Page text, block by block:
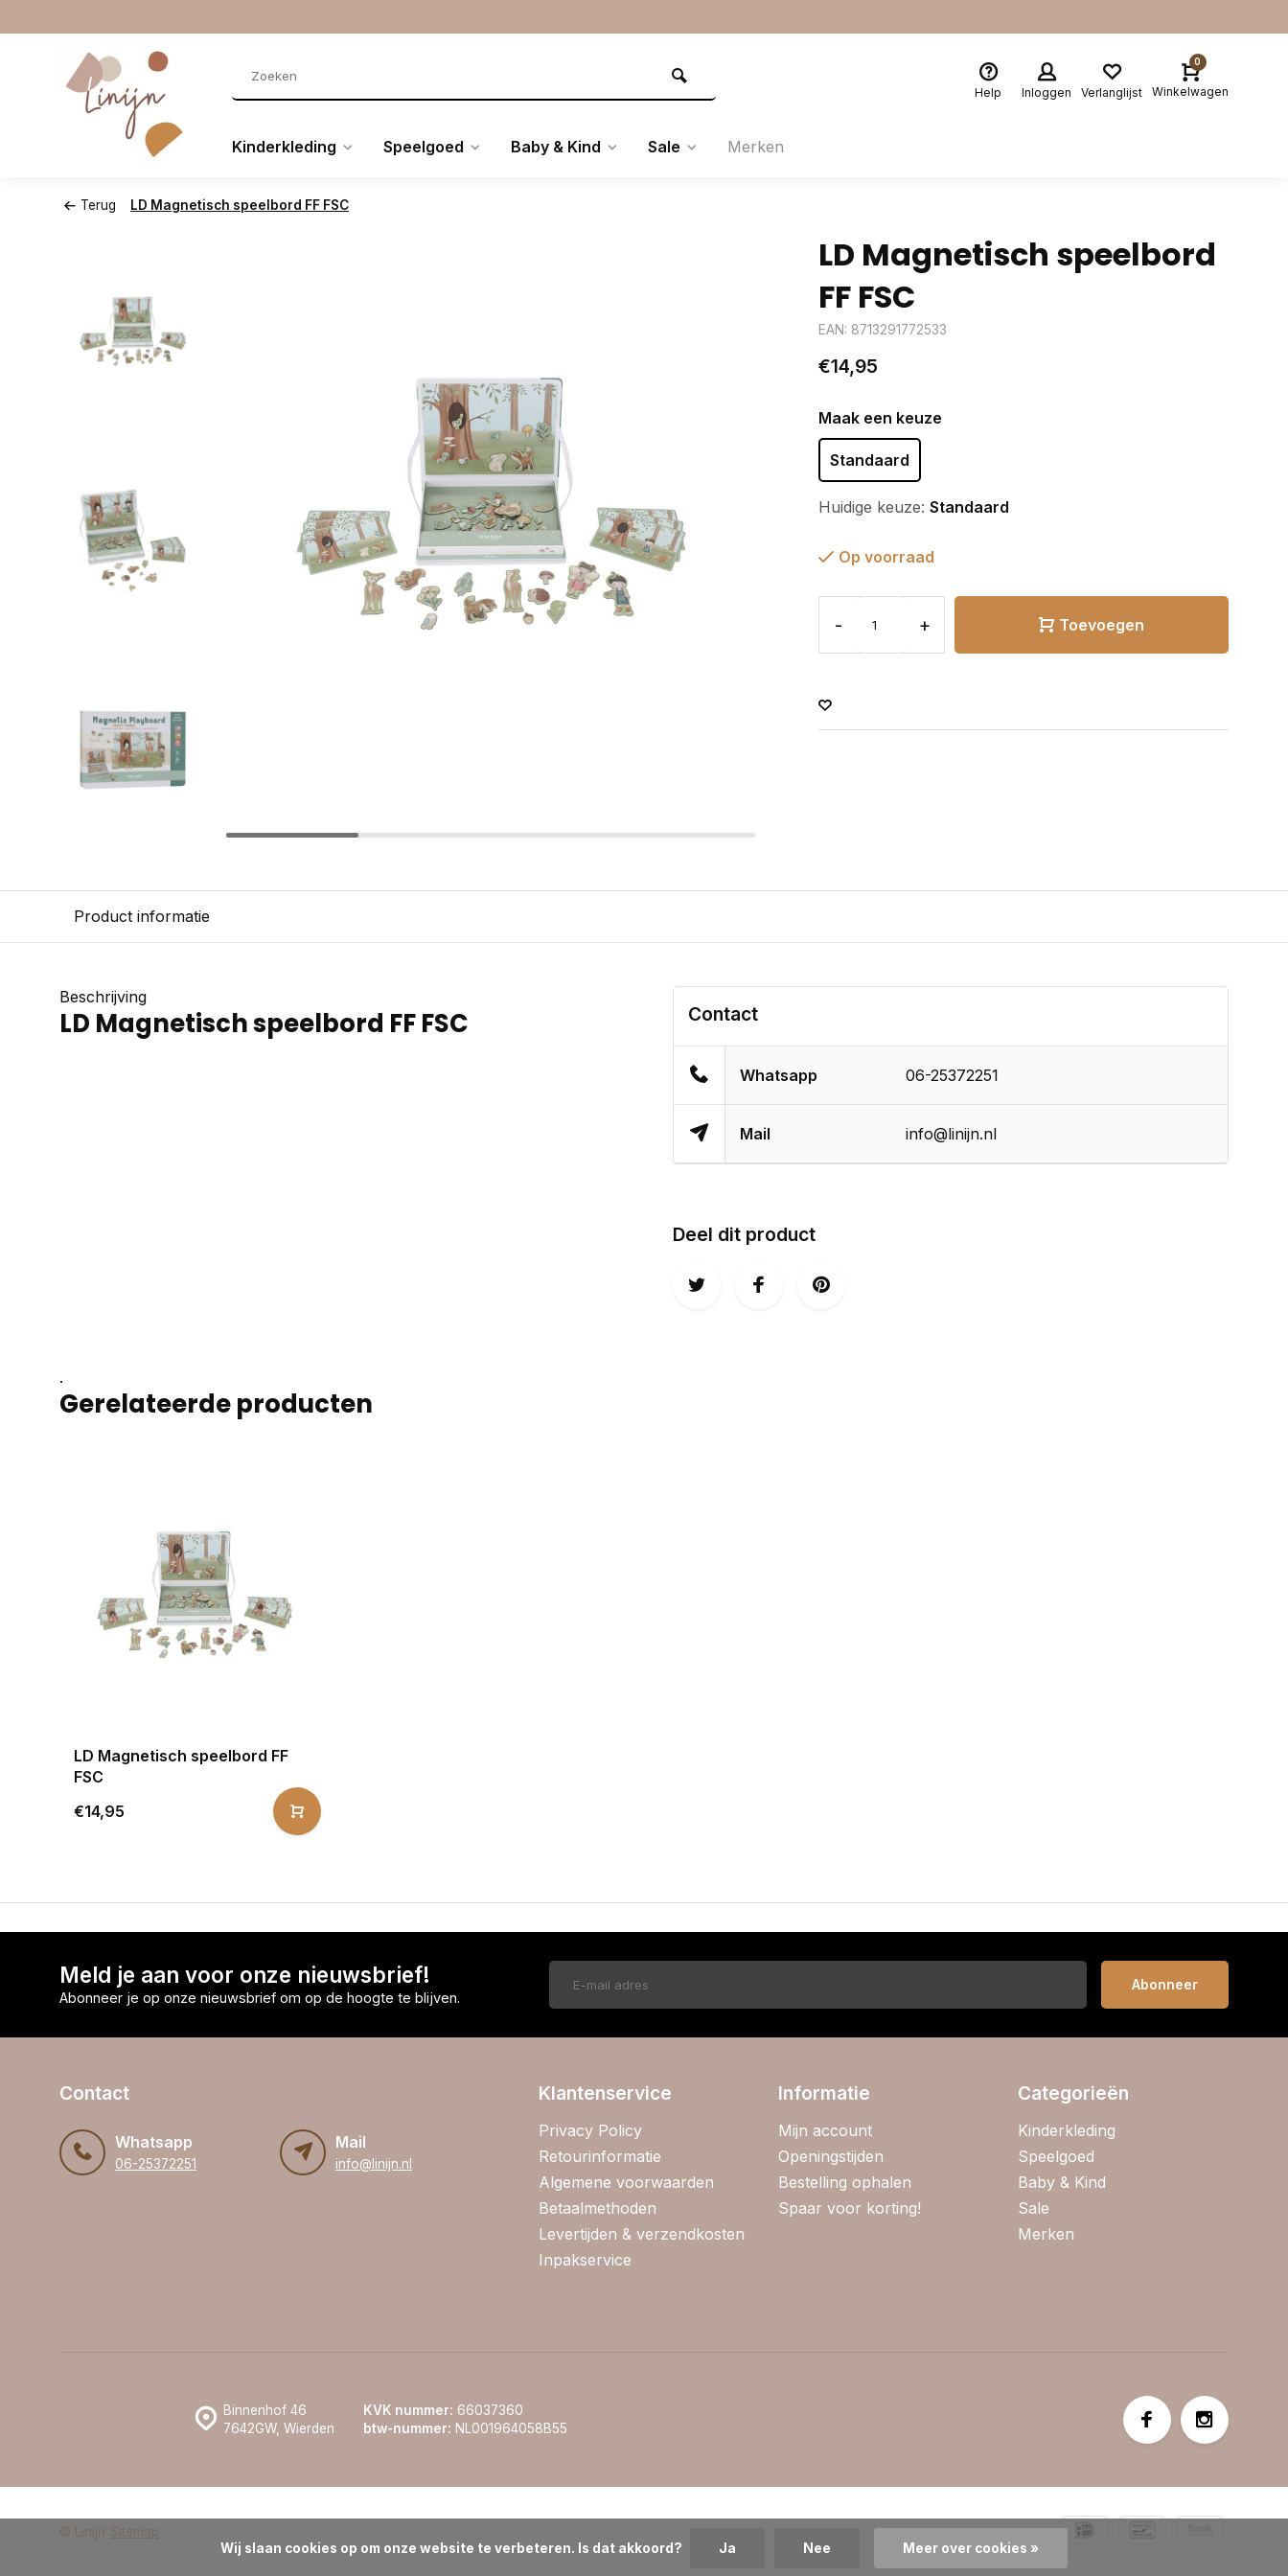
Help Inloggen Verlanglijst
0
Winkelwagen
Kinderkleding Speelgoed Baby & Kind Sale Merken
Terug LD Magnetisch speelbord FF FSC
LD Magnetisch speelbord
FF FSC
EAN: 8713291772533
€14,95
Maak een keuze
Standaard
Huidige keuze: Standaard
Op voorraad
- + Toevoegen
Product informatie
Beschrijving
LD Magnetisch speelbord FF FSC Contact
Whatsapp 06-25372251
Mail info@linijn.nl
Deel dit product
.
Gerelateerde producten
LD Magnetisch speelbord FF
FSC
€14,95
Meld je aan voor onze nieuwsbrief!
Abonneer je op onze nieuwsbrief om op de hoogte te blijven.
Abonneer
Contact
Whatsapp
06-25372251
Mail
info@linijn.nl
Klantenservice
Privacy Policy
Retourinformatie
Algemene voorwaarden
Betaalmethoden
Levertijden & verzendkosten
Inpakservice
Informatie
Mijn account
Openingstijden
Bestelling ophalen
Spaar voor korting!
Categorieën
Kinderkleding
Speelgoed
Baby & Kind
Sale
Merken
Binnenhof 46
7642GW, Wierden
KVK nummer: 66037360
btw-nummer: NL001964058B55
© Linijn Sitemap
Wij slaan cookies op om onze website te verbeteren. Is dat akkoord?
Ja Nee Meer over cookies »